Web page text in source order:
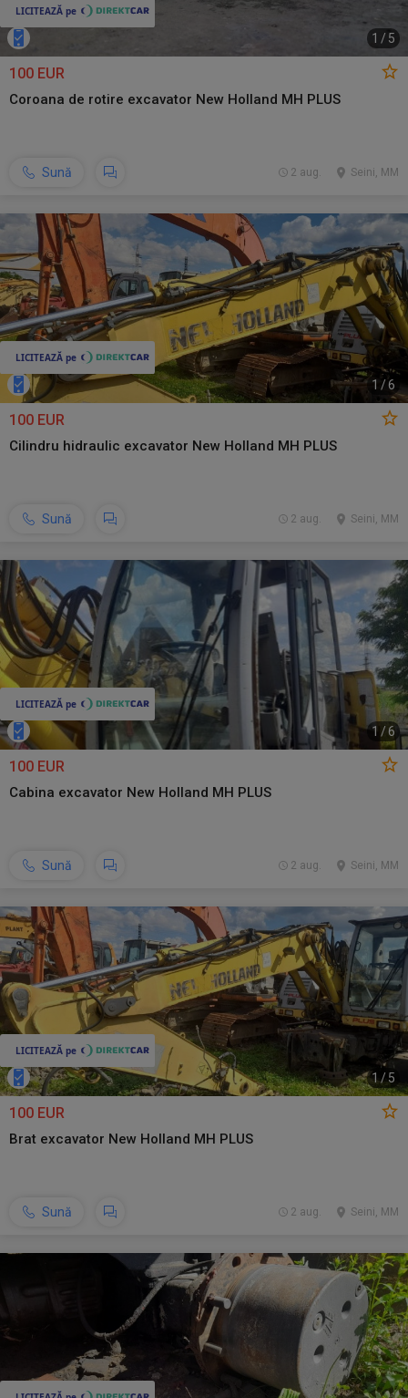
1 / 5
100 EUR
Coroana de rotire excavator New Holland MH PLUS
Sună Seini, MM
2 aug.
1 /6
100 EUR
Cilindru hidraulic excavator New Holland MH PLUS
Sună Seini, MM
2 aug.
1 /6
100 EUR
Cabina excavator New Holland MH PLUS
Sună Seini, MM
2 aug.
1/5
100 EUR
Brat excavator New Holland MH PLUS
Sună Seini, MM
2 aug.